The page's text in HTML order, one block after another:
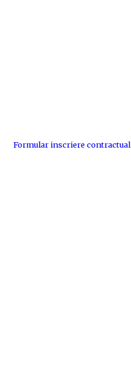
Formular inscriere contractual